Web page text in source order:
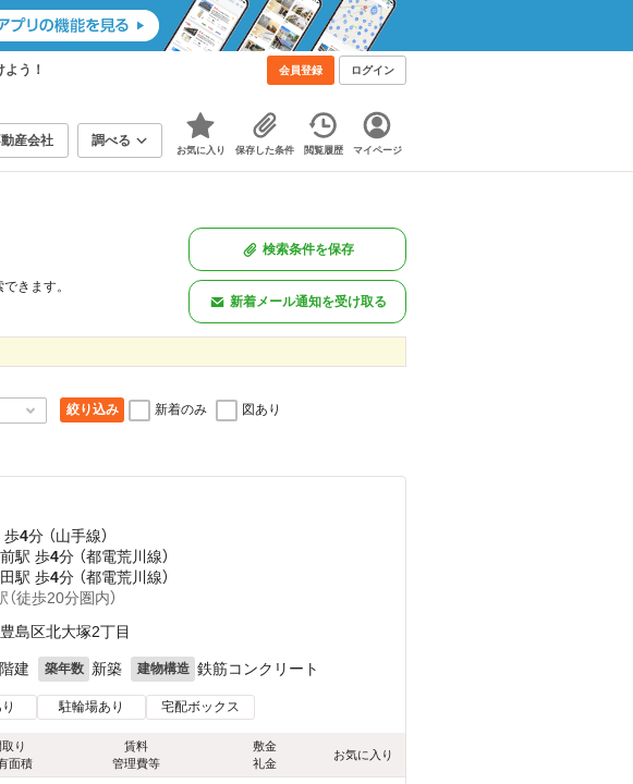
う！ 会員登録 ログイン
産会社 調べる
お気に入り 保存した条件 閲覧履歴 マイページ
きます。
検索条件を保存
新着メール通知を受け取る
絞り込み 新着のみ 図あり
歩4分 （山手線）
駅 歩4分 （都電荒川線）
駅 歩4分 （都電荒川線）
徒歩20分圏内）
島区北大塚2丁目
建 築年数 新築 建物構造 鉄筋コンクリート
駐輪場あり 宅配ボックス
り
面積
賃料
管理費等
敷金
礼金
お気に入り